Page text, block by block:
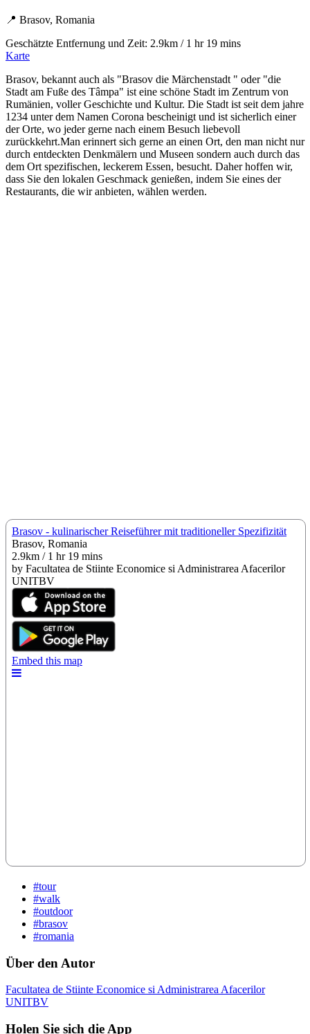
📍 Brasov, Romania
Geschätzte Entfernung und Zeit: 2.9km / 1 hr 19 mins
Karte
Brasov, bekannt auch als "Brasov die Märchenstadt " oder "die
Stadt am Fuße des Tâmpa" ist eine schöne Stadt im Zentrum von
Rumänien, voller Geschichte und Kultur. Die Stadt ist seit dem jahre
1234 unter dem Namen Corona bescheinigt und ist sicherlich einer
der Orte, wo jeder gerne nach einem Besuch liebevoll
zurückkehrt.Man erinnert sich gerne an einen Ort, den man nicht nur
durch entdeckten Denkmälern und Museen sondern auch durch das
dem Ort spezifischen, leckerem Essen, besucht. Daher hoffen wir,
dass Sie den lokalen Geschmack genießen, indem Sie eines der
Restaurants, die wir anbieten, wählen werden.
#tour
#walk
#outdoor
#brasov
#romania
Über den Autor
Facultatea de Stiinte Economice si Administrarea Afacerilor
UNITBV
Holen Sie sich die App